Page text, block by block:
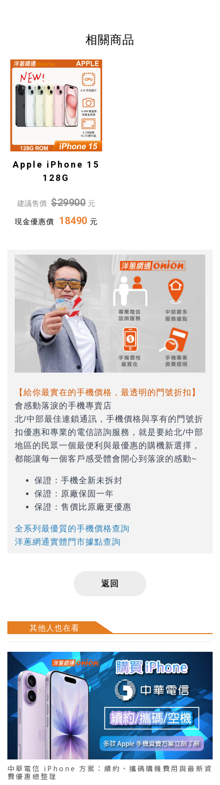
相關商品
Apple iPhone 15
128G
建議售價 $29900 元
現金優惠價 18490 元
【給你最實在的手機價格，最透明的門號折扣】
會感動落淚的手機專賣店
北/中部最佳連鎖通訊，手機價格與享有的門號折
扣優惠和專業的電信諮詢服務，就是要給北/中部
地區的民眾一個最便利與最優惠的購機新選擇，
都能讓每一個客戶感受體會開心到落淚的感動~
保證：手機全新未拆封
保證：原廠保固一年
保證：售價比原廠更優惠
全系列最優質的手機價格查詢
洋蔥網通實體門市據點查詢
返回
其他人也在看
中華電信 iPhone 方案：續約、攜碼購機費用與最新資
費優惠總整理